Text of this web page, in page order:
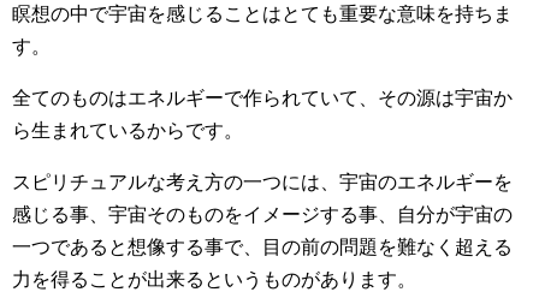
瞑想の中で宇宙を感じることはとても重要な意味を持ちま
す。
全てのものはエネルギーで作られていて、その源は宇宙か
ら生まれているからです。
スピリチュアルな考え方の一つには、宇宙のエネルギーを
感じる事、宇宙そのものをイメージする事、自分が宇宙の
一つであると想像する事で、目の前の問題を難なく超える
力を得ることが出来るというものがあります。